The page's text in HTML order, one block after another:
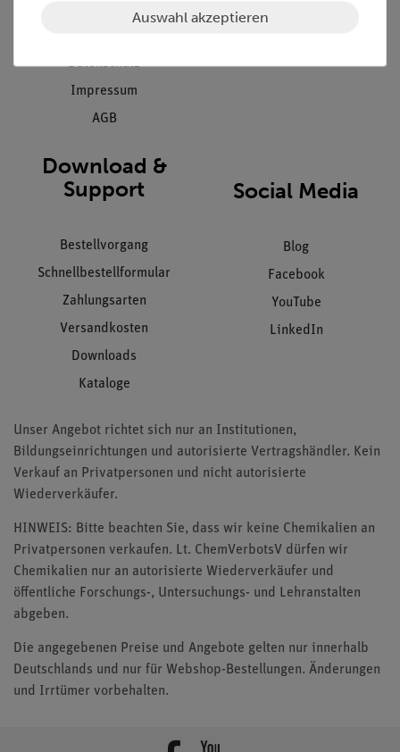
Datenschutz
Impressum
AGB
Download &
Support
Bestellvorgang
Schnellbestellformular
Zahlungsarten
Versandkosten
Downloads
Kataloge
Social Media
Blog
Facebook
YouTube
LinkedIn
Unser Angebot richtet sich nur an Institutionen,
Bildungseinrichtungen und autorisierte Vertragshändler. Kein
Verkauf an Privatpersonen und nicht autorisierte
Wiederverkäufer.
HINWEIS: Bitte beachten Sie, dass wir keine Chemikalien an
Privatpersonen verkaufen. Lt. ChemVerbotsV dürfen wir
Chemikalien nur an autorisierte Wiederverkäufer und
öffentliche Forschungs-, Untersuchungs- und Lehranstalten
abgeben.
Die angegebenen Preise und Angebote gelten nur innerhalb
Deutschlands und nur für Webshop-Bestellungen. Änderungen
und Irrtümer vorbehalten.
Auswahl akzeptieren